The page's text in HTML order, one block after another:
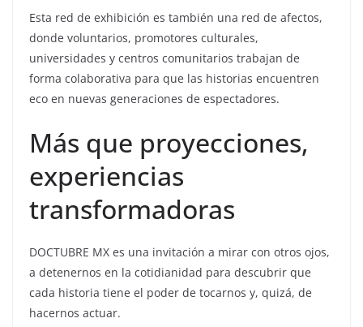
Esta red de exhibición es también una red de afectos,
donde voluntarios, promotores culturales,
universidades y centros comunitarios trabajan de
forma colaborativa para que las historias encuentren
eco en nuevas generaciones de espectadores.
Más que proyecciones,
experiencias
transformadoras
DOCTUBRE MX es una invitación a mirar con otros ojos,
a detenernos en la cotidianidad para descubrir que
cada historia tiene el poder de tocarnos y, quizá, de
hacernos actuar.